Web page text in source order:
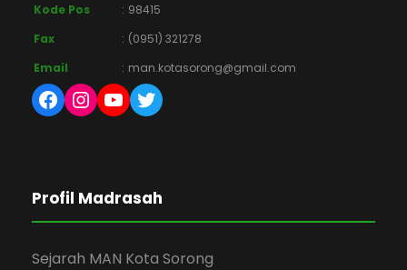
Kode Pos
: 98415
Fax
: (0951) 321278
Email
: man.kotasorong@gmail.com
Facebook Instagram YouTube Twitter
Profil Madrasah
Sejarah MAN Kota Sorong